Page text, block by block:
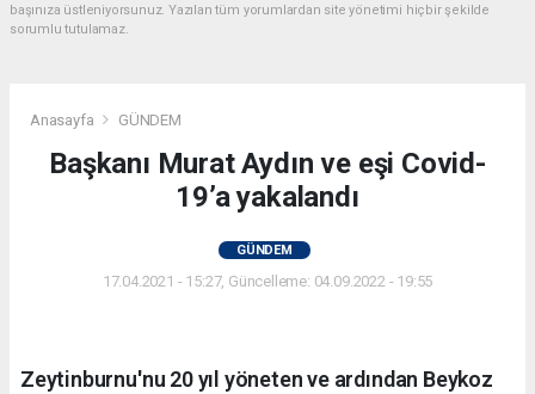
başınıza üstleniyorsunuz. Yazılan tüm yorumlardan site yönetimi hiçbir şekilde
sorumlu tutulamaz.
Anasayfa GÜNDEM
Başkanı Murat Aydın ve eşi Covid-
19’a yakalandı
GÜNDEM
17.04.2021 - 15:27, Güncelleme: 04.09.2022 - 19:55
Zeytinburnu'nu 20 yıl yöneten ve ardından Beykoz